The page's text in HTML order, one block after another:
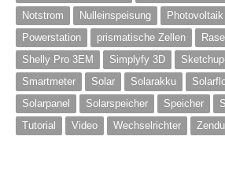
Notstrom
Nulleinspeisung
Photovoltaik
Powerstation
prismatische Zellen
Shelly Pro 3EM
Simplyfy 3D
Smartmeter
Solar Solarakku
Solarpanel
Solarspeicher Speicher
Tutorial
Video Wechselrichter